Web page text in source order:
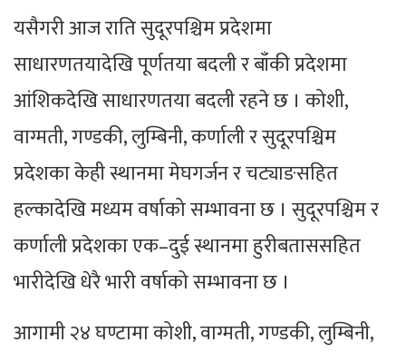
यसैगरी आज राति सुदूरपश्चिम प्रदेशमा
साधारणतयादेखि पूर्णतया बदली र बाँकी प्रदेशमा
आंशिकदेखि साधारणतया बदली रहने छ । कोशी,
वाग्मती, गण्डकी, लुम्बिनी, कर्णाली र सुदूरपश्चिम
प्रदेशका केही स्थानमा मेघगर्जन र चट्याङसहित
हल्कादेखि मध्यम वर्षाको सम्भावना छ । सुदूरपश्चिम र
कर्णाली प्रदेशका एक–दुई स्थानमा हुरीबताससहित
भारीदेखि धेरै भारी वर्षाको सम्भावना छ ।
आगामी २४ घण्टामा कोशी, वाग्मती, गण्डकी, लुम्बिनी,